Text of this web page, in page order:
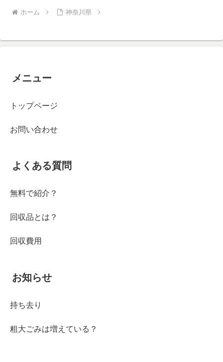
ホーム 神奈川県
メニュー
トップページ
お問い合わせ
よくある質問
無料で紹介？
回収品とは？
回収費用
お知らせ
持ち去り
粗大ごみは増えている？